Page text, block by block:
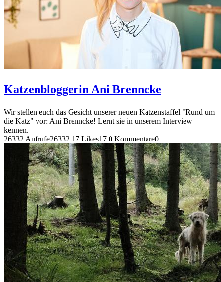
Katzenbloggerin Ani Brenncke
Wir stellen euch das Gesicht unserer neuen Katzenstaffel "Rund um
die Katz" vor: Ani Brenncke! Lernt sie in unserem Interview
kennen.
26332 Aufrufe26332 17 Likes17 0 Kommentare0